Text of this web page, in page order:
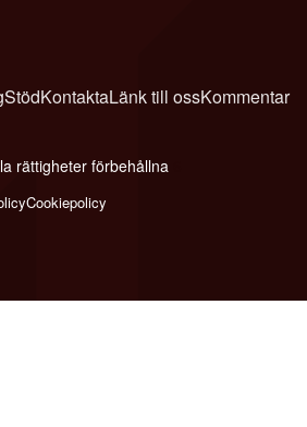
StödKontaktaLänk till ossKommentar
rättigheter förbehållna
Cookiepolicy